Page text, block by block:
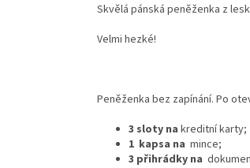
Skvělá pánská peněženka z
Velmi hezké!
Peněženka bez zapínání. Po
3 sloty na kreditní karty;
1 kapsa na mince;
3 přihrádky na